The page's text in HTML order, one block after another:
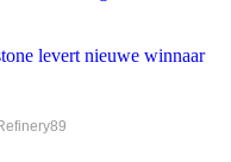
levert nieuwe winnaar